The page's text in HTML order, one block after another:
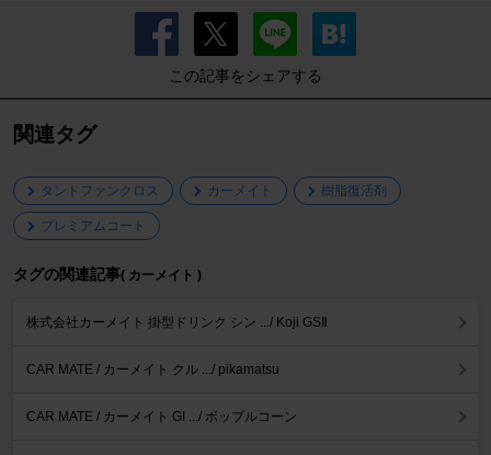
この記事をシェアする
関連タグ
タントファンクロス カーメイト 樹脂復活剤
プレミアムコート
タグの関連記事( カーメイト )
株式会社カーメイト 掛型ドリンク シン .../ Koji GSⅡ
CAR MATE / カーメイト クル .../ pikamatsu
CAR MATE / カーメイト GI .../ ボップルコーン